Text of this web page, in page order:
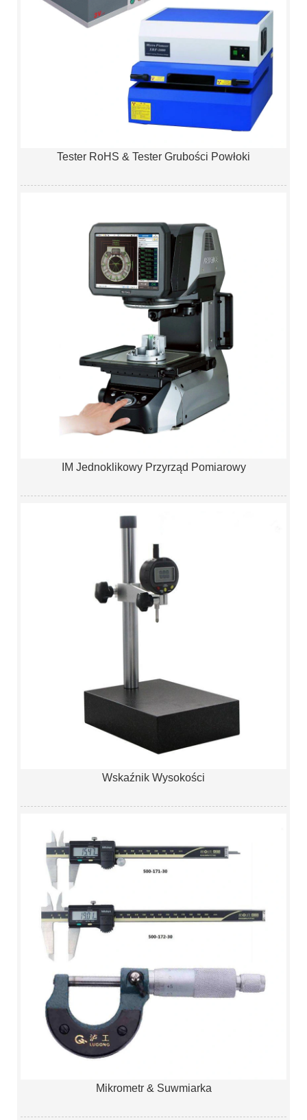
Tester RoHS & Tester Grubości Powłoki
IM Jednoklikowy Przyrząd Pomiarowy
Wskaźnik Wysokości
Mikrometr & Suwmiarka